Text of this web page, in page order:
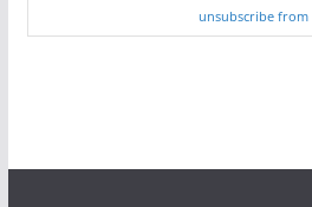
unsubscribe from